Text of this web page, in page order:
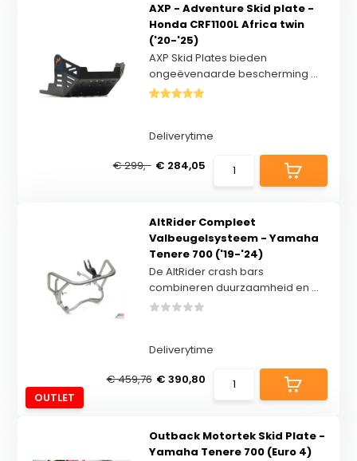
AXP - Adventure Skid plate -
Honda CRF1100L Africa twin
('20-'25)
AXP Skid Plates bieden
ongeëvenaarde bescherming ...
Deliverytime
€ 299,- € 284,05
OUTLET
AltRider Compleet
Valbeugelsysteem - Yamaha
Tenere 700 ('19-'24)
De AltRider crash bars
combineren duurzaamheid en ...
Deliverytime
€ 459,76 € 390,80
Outback Motortek Skid Plate -
Yamaha Tenere 700 (Euro 4)